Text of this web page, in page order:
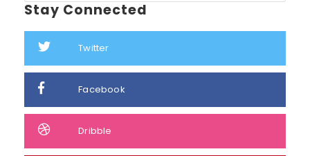
Stay Connected
Twitter
Facebook
Dribble